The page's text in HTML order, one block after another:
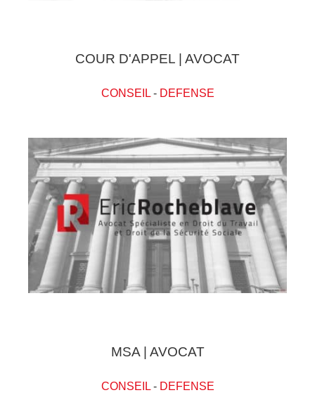
COUR D'APPEL | AVOCAT
CONSEIL- DEFENSE
MSA | AVOCAT
CONSEIL- DEFENSE